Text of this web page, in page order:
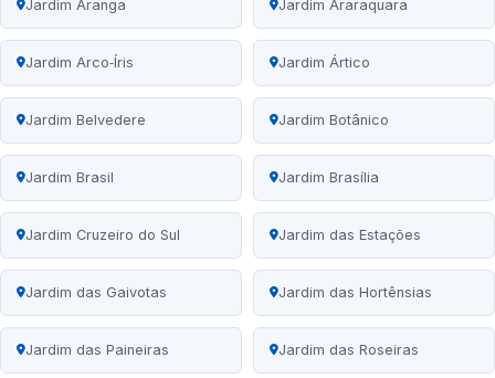
Jardim Aranga Jardim Araraquara
Jardim Arco‑Íris Jardim Ártico
Jardim Belvedere Jardim Botânico
Jardim Brasil Jardim Brasília
Jardim Cruzeiro do Sul Jardim das Estações
Jardim das Gaivotas Jardim das Hortênsias
Jardim das Paineiras Jardim das Roseiras